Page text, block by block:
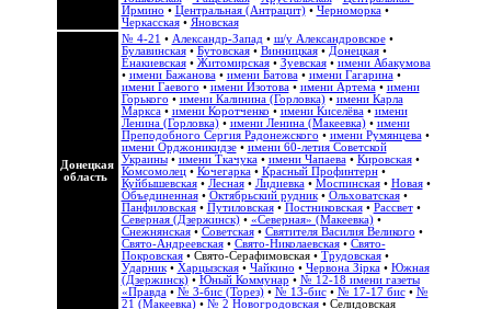
Ирмино • Центральная (Антрацит)• Черноморка•
Черкасская• Яновская
Донецкая
область
№ 4-21 • Александр-Запад • ш/у Александровское•
Булавинская• Бутовская• Винницкая• Донецкая•
Енакиевская• Житомирская• Зуевская• имени Абакумова
• имени Бажанова• имени Батова• имени Гагарина•
имени Гаевого • имени Изотова• имени Артема• имени
Горького • имени Калинина (Горловка)• имени Карла
Маркса• имени Коротченко • имени Киселёва• имени
Ленина (Горловка)• имени Ленина (Макеевка)• имени
Преподобного Сергия Радонежского • имени Румянцева•
имени Орджоникидзе• имени 60-летия Советской
Украины• имени Ткачука• имени Чапаева• Кировская•
Комсомолец• Кочегарка• Красный Профинтерн•
Куйбышевская• Лесная• Лидиевка• Моспинская• Новая•
Объединенная• Октябрьский рудник• Ольховатская•
Панфиловская• Путиловская• Постниковская• Рассвет•
Северная (Дзержинск)• «Северная» (Макеевка)•
Снежнянская• Советская• Святителя Василия Великого •
Свято-Андреевская• Свято-Николаевская• Свято-
Покровская• Свято-Серафимовская• Трудовская•
Ударник• Харцызская• Чайкино • Червона Зірка• Южная
(Дзержинск)• Юный Коммунар • № 12-18 имени газеты
«Правда• № 3-бис (Торез)• № 13-бис• № 17-17 бис• №
21 (Макеевка)• № 2 Новогродовская• Селидовская